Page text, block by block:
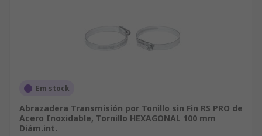
Em stock
Abrazadera Transmisión por Tonillo sin Fin RS PRO de
Acero Inoxidable, Tornillo HEXAGONAL 100 mm
Diám.int.